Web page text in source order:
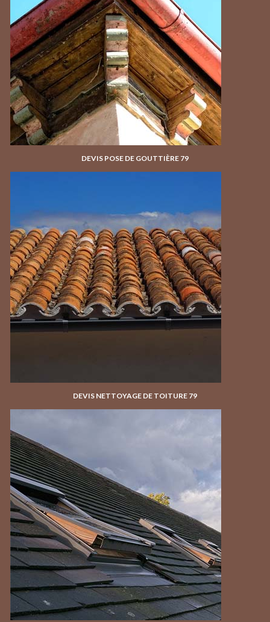
DEVIS POSE DE GOUTTIÈRE 79
DEVIS NETTOYAGE DE TOITURE 79